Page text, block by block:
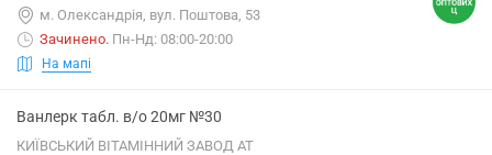
м. Олександрія, вул. Поштова, 53
Зачинено. Пн-Нд: 08:00-20:00
На мапі
Ванлерк табл. в/о 20мг №30
КИЇВСЬКИЙ ВІТАМІННИЙ ЗАВОД АТ